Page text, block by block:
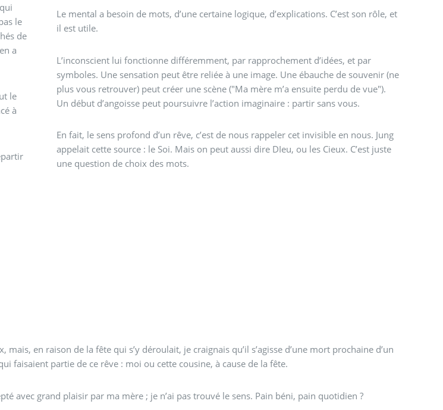
le
de
a
le
à
Le mental a besoin de mots, d’une certaine logique, d’explications. C’est son rôle, et
il est utile.
L’inconscient lui fonctionne différemment, par rapprochement d’idées, et par
symboles. Une sensation peut être reliée à une image. Une ébauche de souvenir (ne
plus vous retrouver) peut créer une scène ("Ma mère m’a ensuite perdu de vue").
Un début d’angoisse peut poursuivre l’action imaginaire : partir sans vous.
En fait, le sens profond d’un rêve, c’est de nous rappeler cet invisible en nous. Jung
appelait cette source : le Soi. Mais on peut aussi dire DIeu, ou les Cieux. C’est juste
une question de choix des mots.
en raison de la fête qui s’y déroulait, je craignais qu’il s’agisse d’une mort prochaine d’un
faisaient partie de ce rêve : moi ou cette cousine, à cause de la fête.
avec grand plaisir par ma mère ; je n’ai pas trouvé le sens. Pain béni, pain quotidien ?